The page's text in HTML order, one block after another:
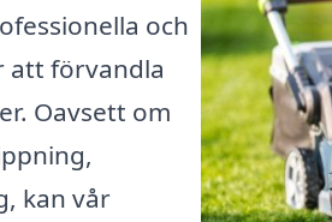
och
att förvandla
Oavsett om
kan vår